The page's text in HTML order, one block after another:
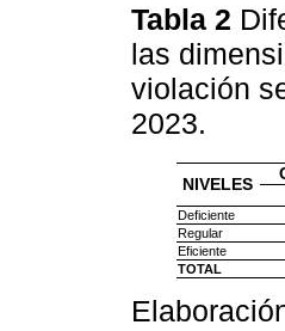
Tabla 2
las
violación
2023.
NIVELES
Deficiente
Regular
Eficiente
TOTAL